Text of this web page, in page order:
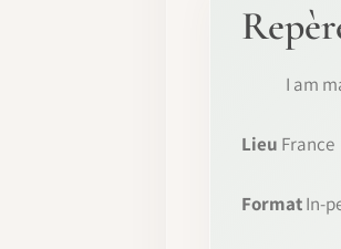
I am
Lieu France
FormatIn-